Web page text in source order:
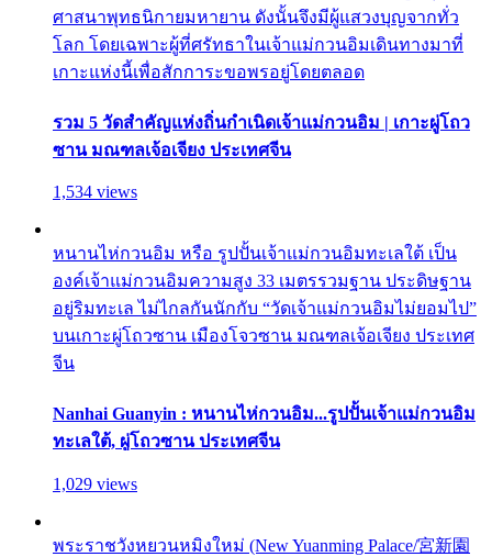
ศาสนาพุทธนิกายมหายาน ดังนั้นจึงมีผู้แสวงบุญจากทั่ว
โลก โดยเฉพาะผู้ที่ศรัทธาในเจ้าแม่กวนอิมเดินทางมาที่
เกาะแห่งนี้เพื่อสักการะขอพรอยู่โดยตลอด
รวม 5 วัดสำคัญแห่งถิ่นกำเนิดเจ้าแม่กวนอิม | เกาะผู่โถว
ซาน มณฑลเจ้อเจียง ประเทศจีน
1,534 views
หนานไห่กวนอิม หรือ รูปปั้นเจ้าแม่กวนอิมทะเลใต้ เป็น
องค์เจ้าแม่กวนอิมความสูง 33 เมตรรวมฐาน ประดิษฐาน
อยู่ริมทะเล ไม่ไกลกันนักกับ “วัดเจ้าแม่กวนอิมไม่ยอมไป”
บนเกาะผู่โถวซาน เมืองโจวซาน มณฑลเจ้อเจียง ประเทศ
จีน
Nanhai Guanyin : หนานไห่กวนอิม...รูปปั้นเจ้าแม่กวนอิม
ทะเลใต้, ผู่โถวซาน ประเทศจีน
1,029 views
พระราชวังหยวนหมิงใหม่ (New Yuanming Palace/宮新園